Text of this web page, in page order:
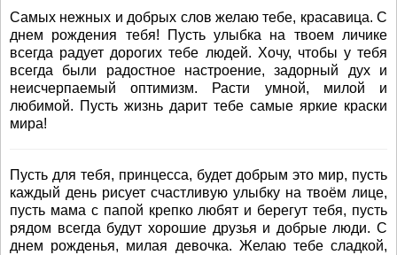
Самых нежных и добрых слов желаю тебе, красавица. С
днем рождения тебя! Пусть улыбка на твоем личике
всегда радует дорогих тебе людей. Хочу, чтобы у тебя
всегда были радостное настроение, задорный дух и
неисчерпаемый оптимизм. Расти умной, милой и
любимой. Пусть жизнь дарит тебе самые яркие краски
мира!
Пусть для тебя, принцесса, будет добрым это мир, пусть
каждый день рисует счастливую улыбку на твоём лице,
пусть мама с папой крепко любят и берегут тебя, пусть
рядом всегда будут хорошие друзья и добрые люди. С
днем рожденья, милая девочка. Желаю тебе сладкой,